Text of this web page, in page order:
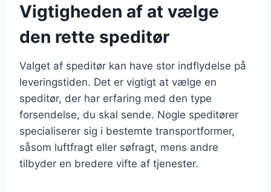
Vigtigheden af at vælge
den rette speditør
Valget af speditør kan have stor indflydelse på
leveringstiden. Det er vigtigt at vælge en
speditør, der har erfaring med den type
forsendelse, du skal sende. Nogle speditører
specialiserer sig i bestemte transportformer,
såsom luftfragt eller søfragt, mens andre
tilbyder en bredere vifte af tjenester.